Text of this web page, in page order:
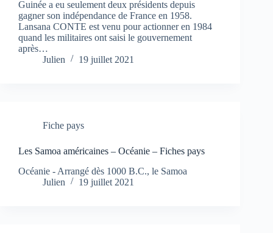
Guinée a eu seulement deux présidents depuis
gagner son indépendance de France en 1958.
Lansana CONTE est venu pour actionner en 1984
quand les militaires ont saisi le gouvernement
après…
Julien
19 juillet 2021
Fiche pays
Les Samoa américaines – Océanie – Fiches pays
Océanie - Arrangé dès 1000 B.C., le Samoa
Julien
19 juillet 2021